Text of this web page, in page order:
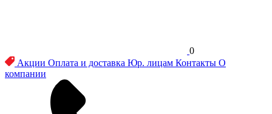
0
Акции Оплата и доставка Юр. лицам Контакты О
компании